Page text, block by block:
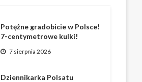
Potężne gradobicie w Polsce!
7-centymetrowe kulki!
7 sierpnia 2026
Dziennikarka Polsatu